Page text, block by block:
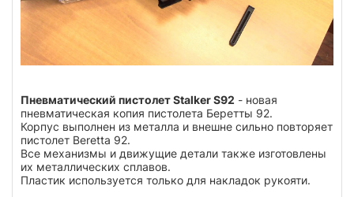
Пневматический пистолет Stalker S92 - новая
пневматическая копия пистолета Беретты 92.
Корпус выполнен из металла и внешне сильно повторяет
пистолет Beretta 92.
Все механизмы и движущие детали также изготовлены
их металлических сплавов.
Пластик используется только для накладок рукояти.